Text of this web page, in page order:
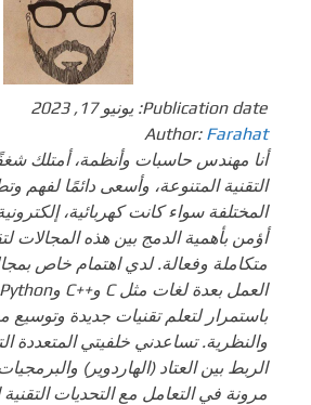
Publication date: يونيو 17, 2023
Author: Farahat
أنا مهندس حاسبات وأنظمة، أمتلك
التقنية المتنوعة، وأسعى دائمًا لفهم
المختلفة سواء كانت كهربائية،
أؤمن بأهمية الدمج بين هذه المجالات
متكاملة وفعالة. لدي اهتمام خاص
باستمرار لتعلم تقنيات جديدة وتوسيع
والنظرية. تساعدني خلفيتي
الربط بين العتاد (الهاردوير)
مرونة في التعامل مع التحديات التقنية